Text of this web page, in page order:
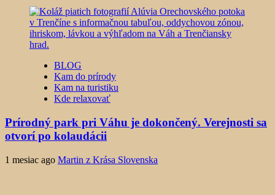
BLOG
Kam do prírody
Kam na turistiku
Kde relaxovať
Prírodný park pri Váhu je dokončený. Verejnosti sa
otvorí po kolaudácii
1 mesiac ago Martin z Krása Slovenska